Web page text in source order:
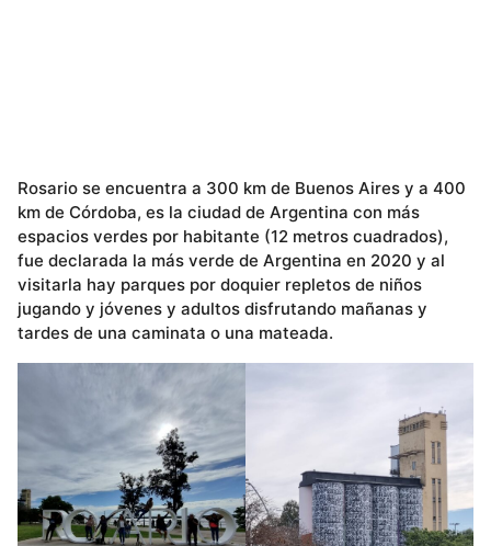
Rosario se encuentra a 300 km de Buenos Aires y a 400
km de Córdoba, es la ciudad de Argentina con más
espacios verdes por habitante (12 metros cuadrados),
fue declarada la más verde de Argentina en 2020 y al
visitarla hay parques por doquier repletos de niños
jugando y jóvenes y adultos disfrutando mañanas y
tardes de una caminata o una mateada.